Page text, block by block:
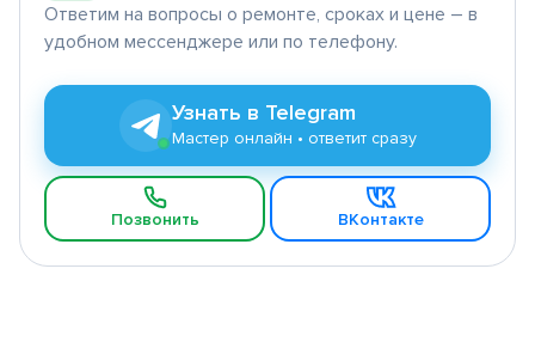
Ответим на вопросы о ремонте, сроках и цене – в
удобном мессенджере или по телефону.
Узнать в Telegram
Мастер онлайн • ответит сразу
Позвонить ВКонтакте